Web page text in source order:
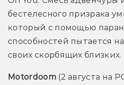
бестелесного призрака
который с помощью
способностей пытается
своих скорбящих близких.
Motordoom (2 августа на